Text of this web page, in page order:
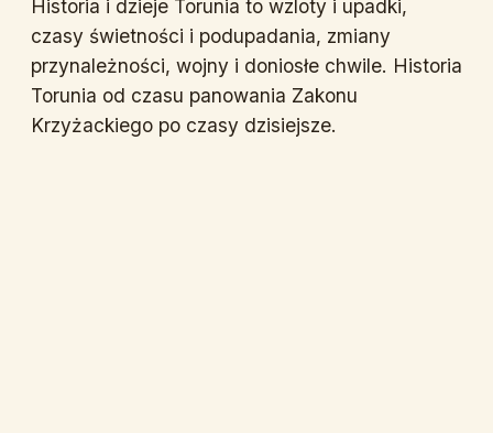
Historia i dzieje Torunia to wzloty i upadki,
czasy świetności i podupadania, zmiany
przynależności, wojny i doniosłe chwile. Historia
Torunia od czasu panowania Zakonu
Krzyżackiego po czasy dzisiejsze.